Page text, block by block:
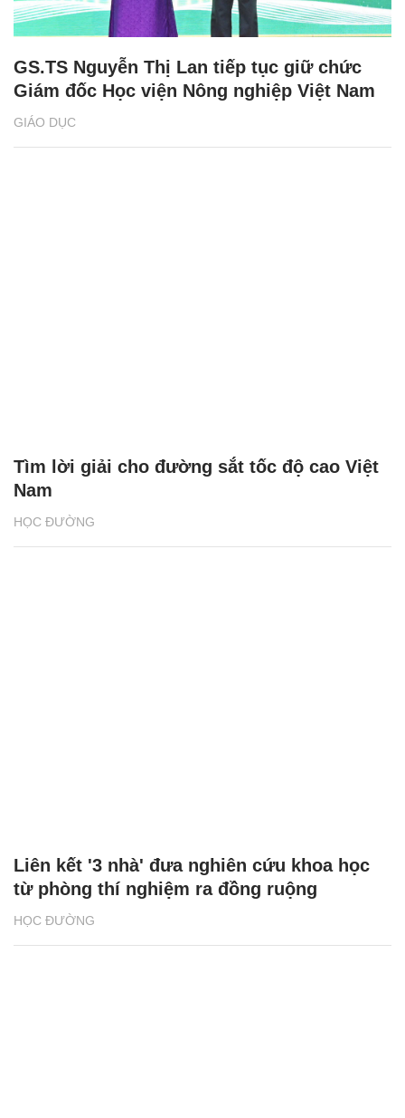
GIÁO DỤC
GS.TS Nguyễn Thị Lan tiếp tục giữ chức
Giám đốc Học viện Nông nghiệp Việt Nam
HỌC ĐƯỜNG
Tìm lời giải cho đường sắt tốc độ cao Việt
Nam
HỌC ĐƯỜNG
Liên kết '3 nhà' đưa nghiên cứu khoa học
từ phòng thí nghiệm ra đồng ruộng